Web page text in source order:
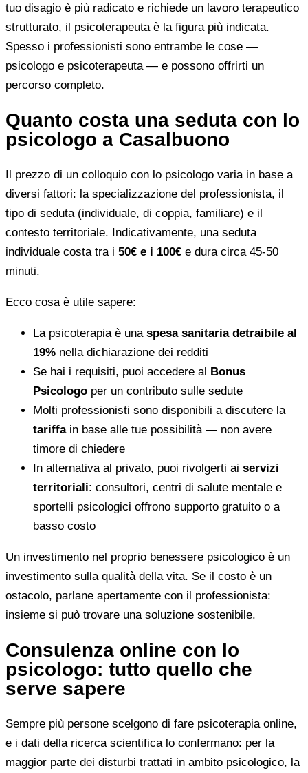
tuo disagio è più radicato e richiede un lavoro terapeutico
strutturato, il psicoterapeuta è la figura più indicata.
Spesso i professionisti sono entrambe le cose —
psicologo e psicoterapeuta — e possono offrirti un
percorso completo.
Quanto costa una seduta con lo
psicologo a Casalbuono
Il prezzo di un colloquio con lo psicologo varia in base a
diversi fattori: la specializzazione del professionista, il
tipo di seduta (individuale, di coppia, familiare) e il
contesto territoriale. Indicativamente, una seduta
individuale costa tra i 50€ e i 100€ e dura circa 45-50
minuti.
Ecco cosa è utile sapere:
La psicoterapia è una spesa sanitaria detraibile al
19% nella dichiarazione dei redditi
Se hai i requisiti, puoi accedere al Bonus
Psicologo per un contributo sulle sedute
Molti professionisti sono disponibili a discutere la
tariffain base alle tue possibilità — non avere
timore di chiedere
In alternativa al privato, puoi rivolgerti ai servizi
territoriali: consultori, centri di salute mentale e
sportelli psicologici offrono supporto gratuito o a
basso costo
Un investimento nel proprio benessere psicologico è un
investimento sulla qualità della vita. Se il costo è un
ostacolo, parlane apertamente con il professionista:
insieme si può trovare una soluzione sostenibile.
Consulenza online con lo
psicologo: tutto quello che
serve sapere
Sempre più persone scelgono di fare psicoterapia online,
e i dati della ricerca scientifica lo confermano: per la
maggior parte dei disturbi trattati in ambito psicologico, la